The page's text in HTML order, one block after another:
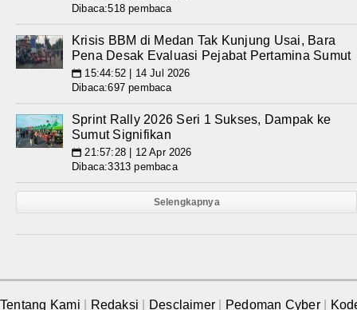
Dibaca:518 pembaca
Krisis BBM di Medan Tak Kunjung Usai, Bara
Pena Desak Evaluasi Pejabat Pertamina Sumut
📅 15:44:52 | 14 Jul 2026
Dibaca:697 pembaca
Sprint Rally 2026 Seri 1 Sukses, Dampak ke
Sumut Signifikan
📅 21:57:28 | 12 Apr 2026
Dibaca:3313 pembaca
Selengkapnya
Tentang Kami Redaksi Desclaimer Pedoman Cyber